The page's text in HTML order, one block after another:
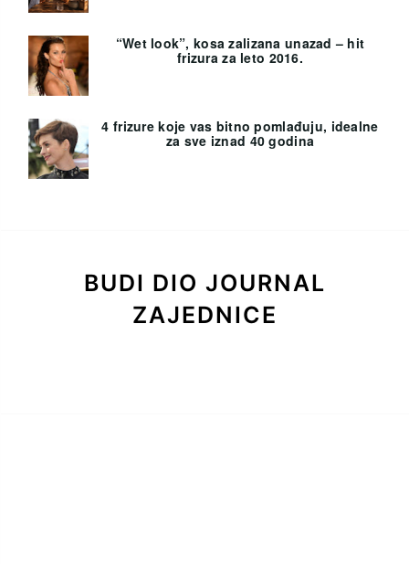
“Wet look”, kosa zalizana unazad – hit
frizura za leto 2016.
4 frizure koje vas bitno pomlađuju, idealne
za sve iznad 40 godina
BUDI DIO JOURNAL
ZAJEDNICE